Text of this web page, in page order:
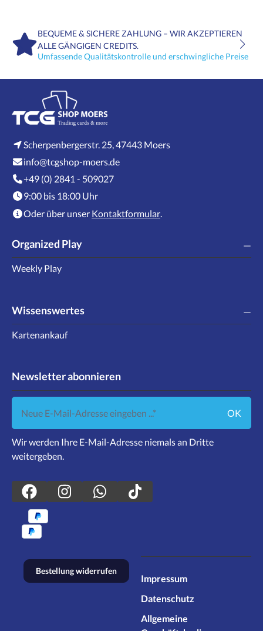
BEQUEME & SICHERE ZAHLUNG – WIR AKZEPTIEREN
ALLE GÄNGIGEN CREDITS.
Umfassende Qualitätskontrolle und erschwingliche Preise
Scherpenbergerstr. 25, 47443 Moers
info@tcgshop-moers.de
+49 (0) 2841 - 509027
9:00 bis 18:00 Uhr
Oder über unser Kontaktformular.
Organized Play
Weekly Play
Wissenswertes
Kartenankauf
Newsletter abonnieren
OK
Wir werden Ihre E-Mail-Adresse niemals an Dritte
weitergeben.
Bestellung widerrufen
Impressum
Datenschutz
Allgemeine